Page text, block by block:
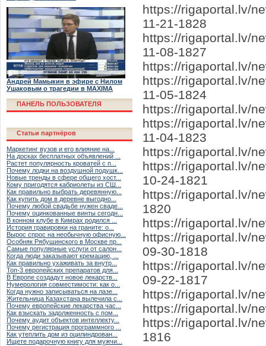
Андрей Мамыкин в эфире с Нилом
Ушаковым о трагедии в MAXIMA
ПАНЕЛЬ ПОЛЬЗОВАТЕЛЯ
Статьи партнёров
Маркетинг вузов и его влияние на...
На досках бесплатных объявлений ...
Растет популярность кроватей с п...
Почему лодки на воздушной подушк...
Новые тренды в сфере общего хост...
Кому пригодятся кабриолеты из СШ...
Как правильно выбрать деревянную...
Как купить дом в деревне выгодно...
Почему любой свадьбе нужен сваде...
Почему оцинкованные винты сегодн...
В конном клубе в Кимрах родился ...
История гравировки на граните: о...
Вырос спрос на необычную офисную...
Особняк Рябушинского в Москве пр...
Самые популярные услуги от салон...
Когда люди заказывают кремацию, ...
Как правильно ухаживать за внутр...
Топ-3 европейских препаратов для...
В Европе создадут новое лекарств...
Нумерология совместимости: как о...
Когда нужно записываться на лазе...
Жительница Казахстана вылечила с...
Почему европейские лекарства час...
Как взыскать задолженность с пом...
Почему аудит объектов интеллекту...
Почему регистрация программного ...
Как утеплить дом из оцилиндрован...
Ищете подарочную книгу для мужчи...
https://rigaportal.lv/
11-21-1828
https://rigaportal.lv/
11-08-1827
https://rigaportal.lv/
https://rigaportal.lv/
11-05-1824
https://rigaportal.lv/
https://rigaportal.lv/
11-04-1823
https://rigaportal.lv/
https://rigaportal.lv/
10-24-1821
https://rigaportal.lv/
1820
https://rigaportal.lv/
https://rigaportal.lv/
09-30-1818
https://rigaportal.lv/
09-22-1817
https://rigaportal.lv/
https://rigaportal.lv/
https://rigaportal.lv/
1816